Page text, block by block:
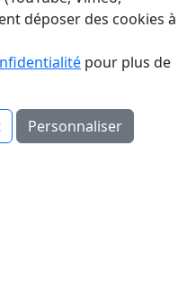
déposer des cookies à
pour plus de
Personnaliser